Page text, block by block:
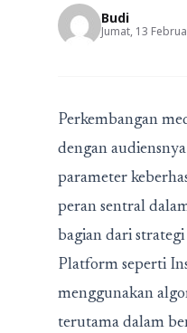
Budi
Jumat, 13
Perkembangan
dengan
parameter
peran sentral
bagian dari
Platform seperti
menggunakan
terutama dalam